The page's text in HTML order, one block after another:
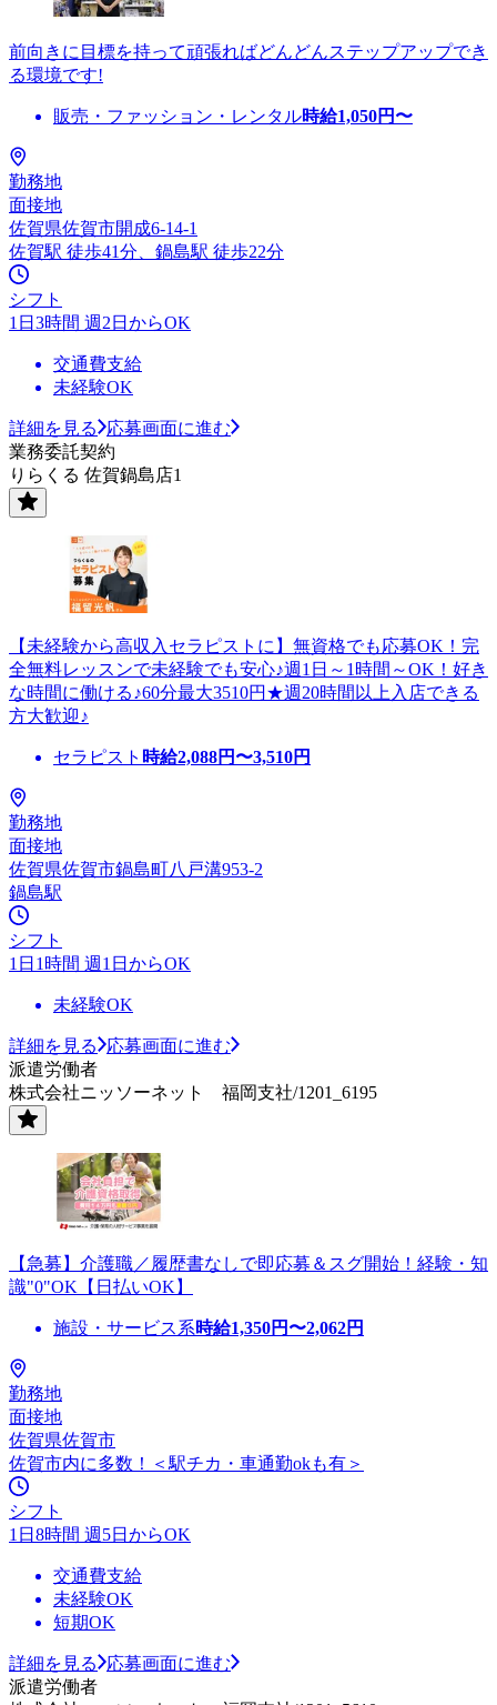
前向きに目標を持って頑張ればどんどんステップアップでき
る環境です!
販売・ファッション・レンタル時給1,050円〜
勤務地
面接地
佐賀県佐賀市開成6-14-1
佐賀駅 徒歩41分、鍋島駅 徒歩22分
シフト
1日3時間 週2日からOK
交通費支給
未経験OK
詳細を見る
応募画面に進む
業務委託契約
りらくる 佐賀鍋島店1
【未経験から高収入セラピストに】無資格でも応募OK！完
全無料レッスンで未経験でも安心♪週1日～1時間～OK！好き
な時間に働ける♪60分最大3510円★週20時間以上入店できる
方大歓迎♪
セラピスト 時給2,088円〜3,510円
勤務地
面接地
佐賀県佐賀市鍋島町八戸溝953-2
鍋島駅
シフト
1日1時間 週1日からOK
未経験OK
詳細を見る
応募画面に進む
派遣労働者
株式会社ニッソーネット 福岡支社/1201_6195
【急募】介護職／履歴書なしで即応募＆スグ開始！経験・知
識"0"OK【日払いOK】
施設・サービス系時給1,350円〜2,062円
勤務地
面接地
佐賀県佐賀市
佐賀市内に多数！＜駅チカ・車通勤okも有＞
シフト
1日8時間 週5日からOK
交通費支給
未経験OK
短期OK
詳細を見る
応募画面に進む
派遣労働者